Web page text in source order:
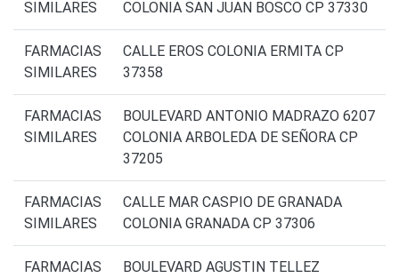
SIMILARES
COLONIA SAN JUAN BOSCO CP 37330
FARMACIAS
SIMILARES
CALLE EROS COLONIA ERMITA CP
37358
FARMACIAS
SIMILARES
BOULEVARD ANTONIO MADRAZO 6207
COLONIA ARBOLEDA DE SEÑORA CP
37205
FARMACIAS
SIMILARES
CALLE MAR CASPIO DE GRANADA
COLONIA GRANADA CP 37306
FARMACIAS
BOULEVARD AGUSTIN TELLEZ